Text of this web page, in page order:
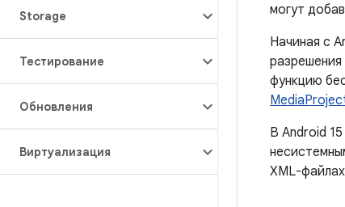
Storage
Тестирование
Обновления
Виртуализация
могут
Начиная с
функцию
В Android
XML-